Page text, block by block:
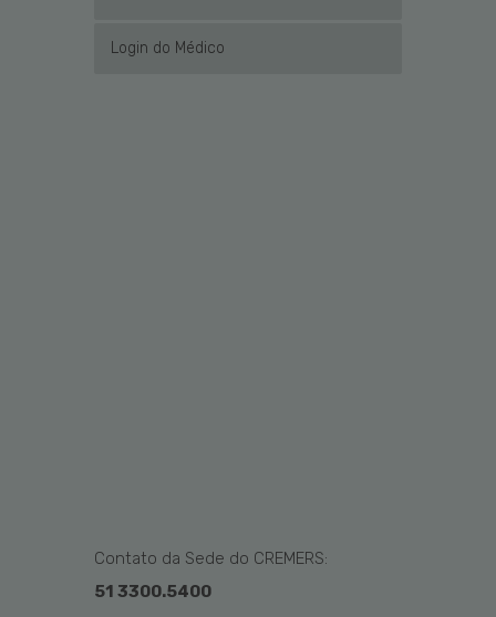
Login do Médico
Contato da Sede do CREMERS:
51 3300.5400